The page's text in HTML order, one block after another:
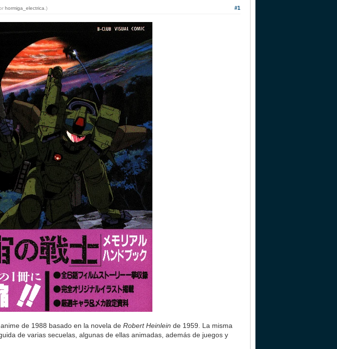
#1
hormiga_electrica .)
de 1988 basado en la novela deRobert Heinlein de 1959. La misma
de varias secuelas, algunas de ellas animadas, además de juegos y